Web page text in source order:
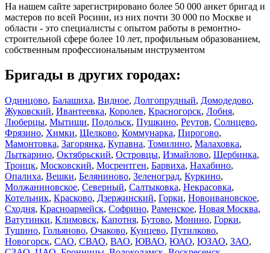
На нашем сайте зарегистрировано более 50 000 анкет бригад и
мастеров по всей Росиии, из них почти 30 000 по Москве и
области - это специалисты с опытом работы в ремонтно-
строительной сфере более 10 лет, профильным образованием,
собственным профессиональным инструментом
Бригады в других городах:
Одинцово, Балашиха, Видное, Долгопрудный, Домодедово,
Жуковский, Ивантеевка, Королев, Красногорск, Лобня,
Люберцы, Мытищи, Подольск, Пушкино, Реутов, Солнцево,
Фрязино, Химки, Щелково, Коммунарка, Пирогово,
Мамонтовка, Загорянка, Купавна, Томилино, Малаховка,
Лыткарино, Октябрьский, Островцы, Измайлово, Щербинка,
Троицк, Московский, Мосрентген, Барвиха, Нахабино,
Опалиха, Вешки, Беляниново, Зеленоград, Куркино,
Молжаниновское, Северный, Салтыковка, Некрасовка,
Котельник, Красково, Дзержинский, Горки, Новоивановское,
Сходня, Красноармейск, Софрино, Раменское, Новая Москва,
Ватутинки, Климовск, Капотня, Бутово, Монино, Горки,
Тушино, Гольяново, Очаково, Кунцево, Путилково,
Новогорск, САО, СВАО, ВАО, ЮВАО, ЮАО, ЮЗАО, ЗАО,